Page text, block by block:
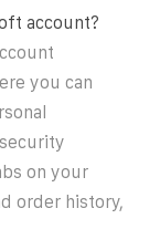
account?
you can
on your
order history,